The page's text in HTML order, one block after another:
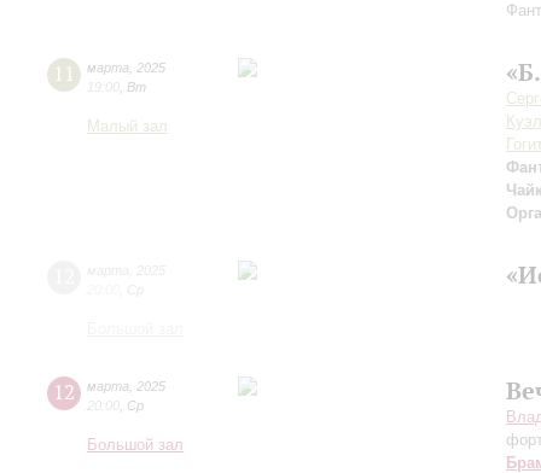
11 марта
2025
19:00 Вт
Малый зал
12 марта
2025
20:00 Ср
Большой зал